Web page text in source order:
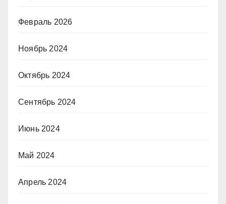
Февраль 2026
Ноябрь 2024
Октябрь 2024
Сентябрь 2024
Июнь 2024
Май 2024
Апрель 2024